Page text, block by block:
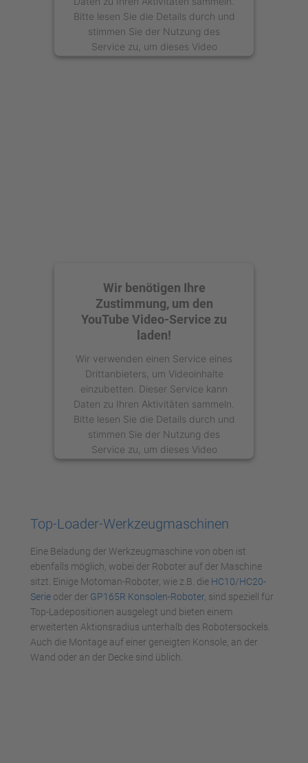
Bitte lesen Sie die Details durch und
stimmen Sie der Nutzung des
Service zu, um dieses Video
anzusehen.
Wir benötigen Ihre
Zustimmung, um den
YouTube Video-Service zu
laden!
Wir verwenden einen Service eines
Drittanbieters, um Videoinhalte
einzubetten. Dieser Service kann
Daten zu Ihren Aktivitäten sammeln.
Bitte lesen Sie die Details durch und
stimmen Sie der Nutzung des
Service zu, um dieses Video
anzusehen.
powered by Usercentrics Consent
Management Platform
Top-Loader-Werkzeugmaschinen
Eine Beladung der Werkzeugmaschine von oben ist
ebenfalls möglich, wobei der Roboter auf der Maschine
sitzt. Einige Motoman-Roboter, wie z.B. die HC10/HC20-
Serie oder der GP165R Konsolen-Roboter, sind speziell für
Top-Ladepositionen ausgelegt und bieten einem
erweiterten Aktionsradius unterhalb des Robotersockels.
Auch die Montage auf einer geneigten Konsole, an der
Wand oder an der Decke sind üblich.